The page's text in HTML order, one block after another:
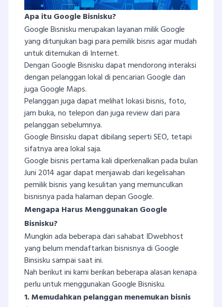
Apa itu Google Bisnisku?
Google Bisnisku merupakan layanan milik Google
yang ditunjukan bagi para pemilik bisnis agar mudah
untuk ditemukan di Internet.
Dengan Google Bisnisku dapat mendorong interaksi
dengan pelanggan lokal di pencarian Google dan
juga Google Maps.
Pelanggan juga dapat melihat lokasi bisnis, foto,
jam buka, no telepon dan juga review dari para
pelanggan sebelumnya.
Google Binsisku dapat dibilang seperti SEO, tetapi
sifatnya area lokal saja.
Google bisnis pertama kali diperkenalkan pada bulan
Juni 2014 agar dapat menjawab dari kegelisahan
pemilik bisnis yang kesulitan yang memunculkan
bisnisnya pada halaman depan Google.
Mengapa Harus Menggunakan Google
Bisnisku?
Mungkin ada beberapa dari sahabat IDwebhost
yang belum mendaftarkan bisnisnya di Google
Binsisku sampai saat ini.
Nah berikut ini kami berikan beberapa alasan kenapa
perlu untuk menggunakan Google Bisnisku.
1. Memudahkan pelanggan menemukan bisnis